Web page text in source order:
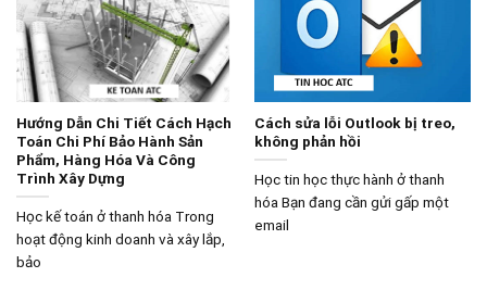
Hướng Dẫn Chi Tiết Cách Hạch
Toán Chi Phí Bảo Hành Sản
Phẩm, Hàng Hóa Và Công
Trình Xây Dựng
Học kế toán ở thanh hóa Trong
hoạt động kinh doanh và xây lắp,
bảo
Cách sửa lỗi Outlook bị treo,
không phản hồi
Học tin học thực hành ở thanh
hóa Bạn đang cần gửi gấp một
email